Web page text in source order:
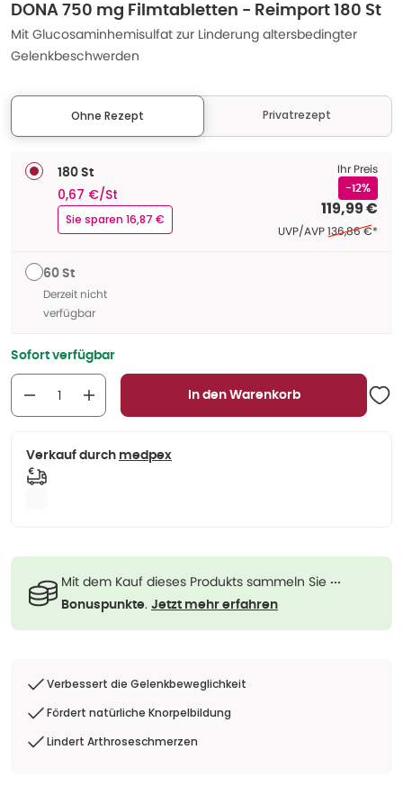
DONA 750 mg Filmtabletten - Reimport 180 St
Mit Glucosaminhemisulfat zur Linderung altersbedingter
Gelenkbeschwerden
Ohne Rezept Privatrezept
180 St
0,67 €/St
Sie sparen 16,87 €
Ihr Preis
-12%
119,99 €
UVP/AVPEhemaliger
136,86 €*
60 St
Derzeit nicht
verfügbar
Sofort verfügbar
In den Warenkorb
Verkauf durch medpex
Mit dem Kauf dieses Produkts sammeln Sie ···
Bonuspunkte. Jetzt mehr erfahren
Verbessert die Gelenkbeweglichkeit
Fördert natürliche Knorpelbildung
Lindert Arthroseschmerzen